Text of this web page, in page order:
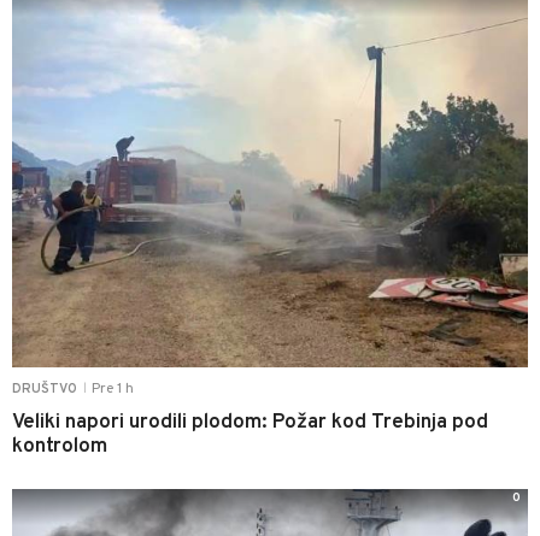
DRUŠTVO Pre 1 h
Veliki napori urodili plodom: Požar kod Trebinja pod
kontrolom
0